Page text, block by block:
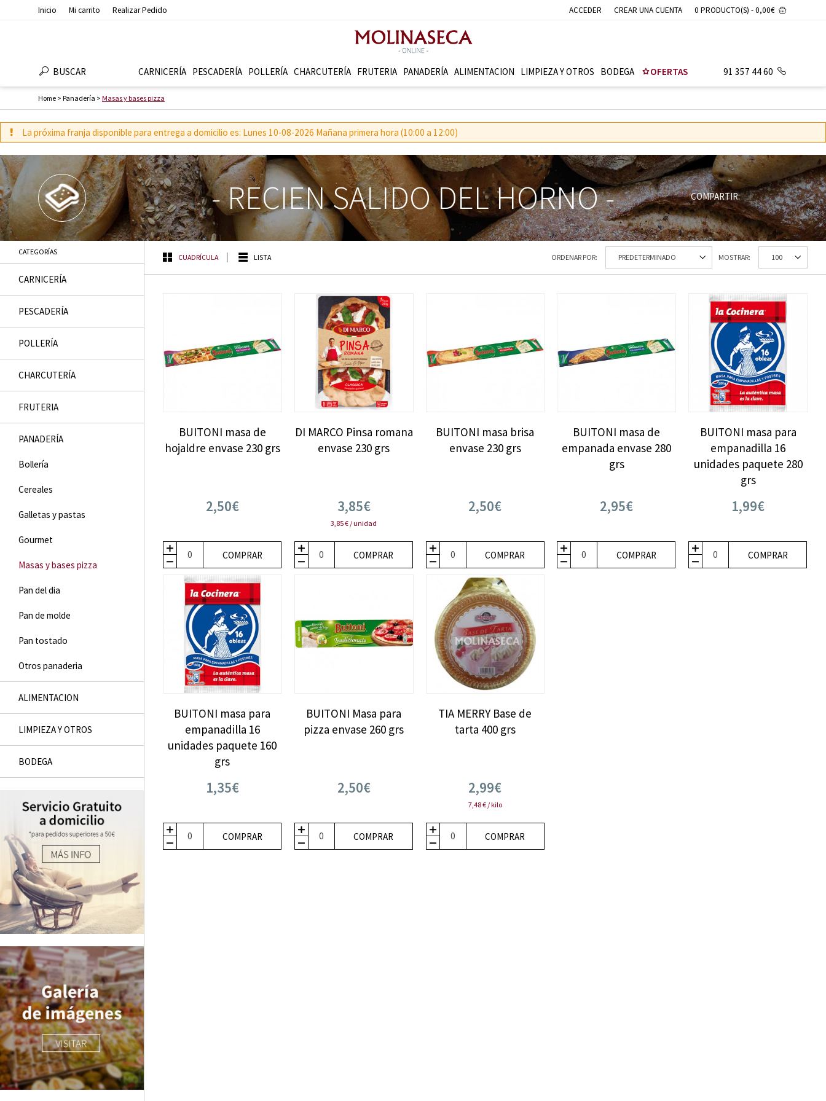
Inicio Mi carrito Realizar Pedido ACCEDER CREAR UNA CUENTA 0 PRODUCTO(S) - 0,00€
BUSCAR CARNICERÍA PESCADERÍ­A POLLERÍA CHARCUTERÍ­A FRUTERI­A PANADERÍ­A ALIMENTACION LIMPIEZA Y OTROS BODEGA OFERTAS 91 357 44 60
Home > Panaderí­a > Masas y bases pizza
La próxima franja disponible para entrega a domicilio es: Lunes 10-08-2026 Mañana primera hora (10:00 a 12:00)
-RECIEN SALIDO DEL HORNO- COMPARTIR:
CATEGORÍAS
CARNICERÍA
PESCADERÍ­A
POLLERÍA
CHARCUTERÍ­A
FRUTERI­A
PANADERÍ­A
Bollería
Cereales
Galletas y pastas
Gourmet
Masas y bases pizza
Pan del dia
Pan de molde
Pan tostado
Otros panaderia
ALIMENTACION
LIMPIEZA Y OTROS
BODEGA
CUADRÍCULA LISTA ORDENAR POR: MOSTRAR:
BUITONI masa de
hojaldre envase 230 grs
2,50€
COMPRAR
DI MARCO Pinsa romana
envase 230 grs
3,85€
3,85 € / unidad
COMPRAR
BUITONI masa brisa
envase 230 grs
2,50€
COMPRAR
BUITONI masa de
empanada envase 280
grs
2,95€
COMPRAR
BUITONI masa para
empanadilla 16
unidades paquete 280
grs
1,99€
COMPRAR
BUITONI masa para
empanadilla 16
unidades paquete 160
grs
1,35€
COMPRAR
BUITONI Masa para
pizza envase 260 grs
2,50€
COMPRAR
TIA MERRY Base de
tarta 400 grs
2,99€
7,48 € / kilo
COMPRAR